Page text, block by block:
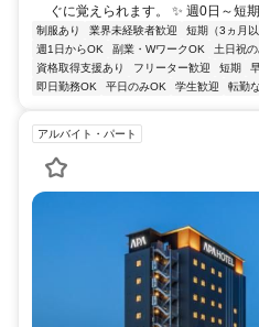
ぐに覚えられます。 ✨ 週0日～短
制服あり 業界未経験者歓迎 短期（3ヵ月以
週1日からOK
副業・WワークOK 土日祝
資格取得支援あり
フリーター歓迎 短期
即日勤務OK
平日のみOK 学生歓迎 転勤な
アルバイト・パート